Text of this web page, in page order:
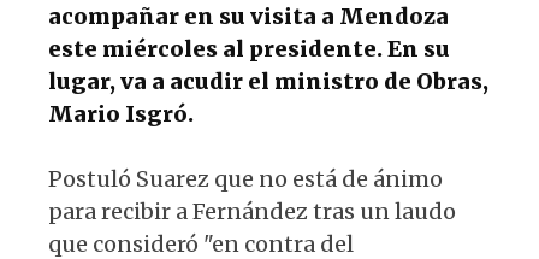
acompañar en su visita a Mendoza
este miércoles al presidente. En su
lugar, va a acudir el ministro de Obras,
Mario Isgró.
Postuló Suarez que no está de ánimo
para recibir a Fernández tras un laudo
que consideró "en contra del